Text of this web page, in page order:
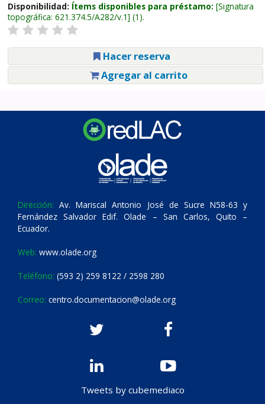
Disponibilidad: Ítems disponibles para préstamo: Signatura
topográfica: 621.374.5/A282/v.1 (1).
Hacer reserva
Agregar al carrito
Dirección: Av. Mariscal Antonio José de Sucre N58-63 y
Fernández Salvador Edif. Olade – San Carlos, Quito –
Ecuador.
Web: www.olade.org
Teléfono: (593 2) 259 8122 / 2598 280
Correo: centro.documentacion@olade.org
Tweets by cubemediaco